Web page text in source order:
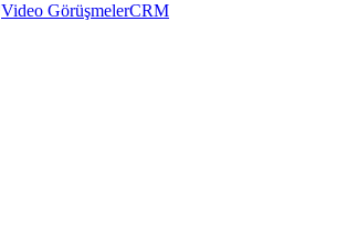
Video GörüşmelerCRM